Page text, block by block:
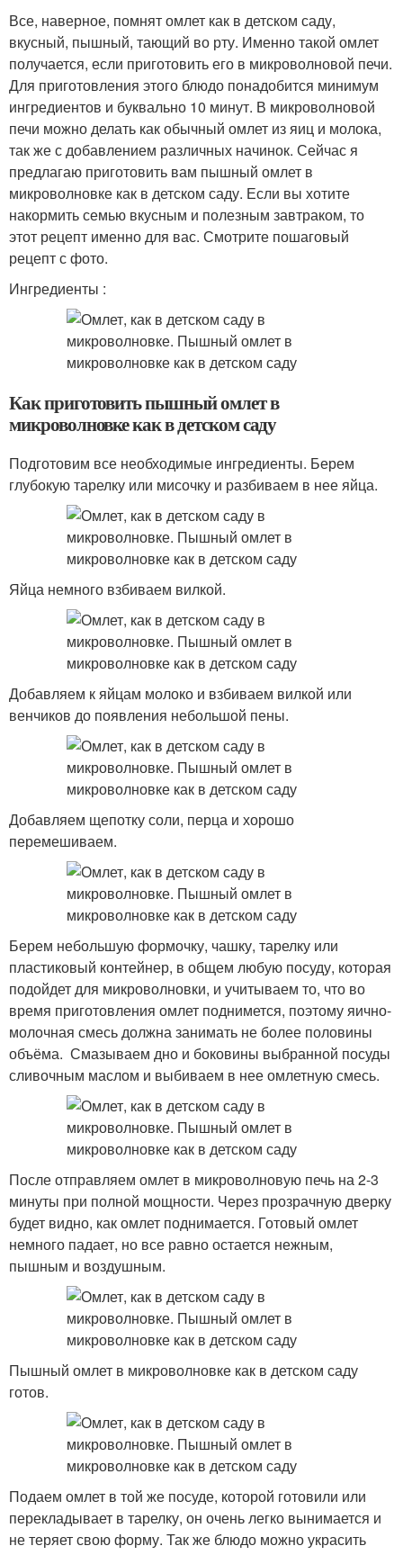
Все, наверное, помнят омлет как в детском саду,
вкусный, пышный, тающий во рту. Именно такой омлет
получается, если приготовить его в микроволновой печи.
Для приготовления этого блюдо понадобится минимум
ингредиентов и буквально 10 минут. В микроволновой
печи можно делать как обычный омлет из яиц и молока,
так же с добавлением различных начинок. Сейчас я
предлагаю приготовить вам пышный омлет в
микроволновке как в детском саду. Если вы хотите
накормить семью вкусным и полезным завтраком, то
этот рецепт именно для вас. Смотрите пошаговый
рецепт с фото.
Ингредиенты :
Как приготовить пышный омлет в
микроволновке как в детском саду
Подготовим все необходимые ингредиенты. Берем
глубокую тарелку или мисочку и разбиваем в нее яйца.
Яйца немного взбиваем вилкой.
Добавляем к яйцам молоко и взбиваем вилкой или
венчиков до появления небольшой пены.
Добавляем щепотку соли, перца и хорошо
перемешиваем.
Берем небольшую формочку, чашку, тарелку или
пластиковый контейнер, в общем любую посуду, которая
подойдет для микроволновки, и учитываем то, что во
время приготовления омлет поднимется, поэтому яично-
молочная смесь должна занимать не более половины
объёма. Смазываем дно и боковины выбранной посуды
сливочным маслом и выбиваем в нее омлетную смесь.
После отправляем омлет в микроволновую печь на 2-3
минуты при полной мощности. Через прозрачную дверку
будет видно, как омлет поднимается. Готовый омлет
немного падает, но все равно остается нежным,
пышным и воздушным.
Пышный омлет в микроволновке как в детском саду
готов.
Подаем омлет в той же посуде, которой готовили или
перекладывает в тарелку, он очень легко вынимается и
не теряет свою форму. Так же блюдо можно украсить